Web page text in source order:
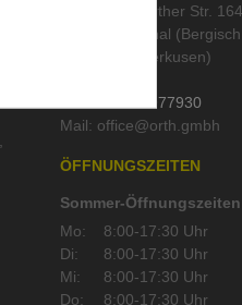
Alte Wipperfürther Str. 164
51519 Odenthal
Köln und Leverkusen)
02202 / 977930
Mail:
ÖFFNUNGSZEITEN
Sommer-
Mo:
8:00-17:30 Uhr
Di:
8:00-17:30 Uhr
Mi:
8:00-17:30 Uhr
Do:
8:00-17:30 Uhr